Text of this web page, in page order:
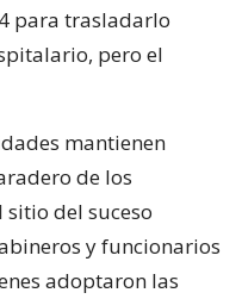
para trasladarlo
pero el
mantienen
de los
sitio del suceso
y funcionarios
adoptaron las